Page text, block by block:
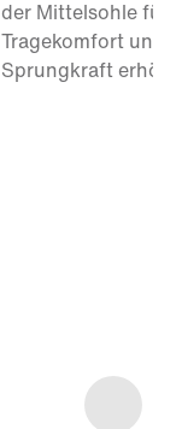
der Mittelsohle für
Tragekomfort und
Sprungkraft